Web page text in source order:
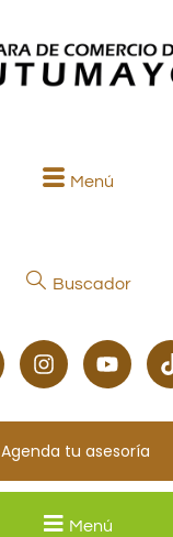
Menú
Buscador
Agenda tu asesoría
Menú